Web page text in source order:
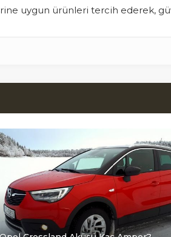
uygun ürünleri tercih ederek,